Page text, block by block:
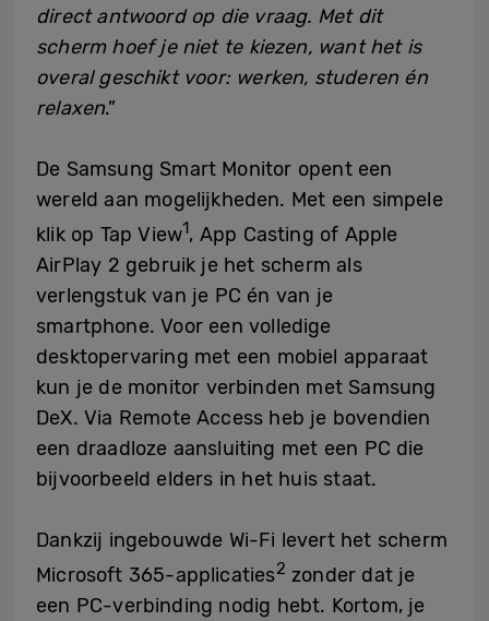
direct antwoord op die vraag. Met dit
scherm hoef je niet te kiezen, want het is
overal geschikt voor: werken, studeren én
relaxen.”
De Samsung Smart Monitor opent een
wereld aan mogelijkheden. Met een simpele
klik op Tap View1, App Casting of Apple
AirPlay 2 gebruik je het scherm als
verlengstuk van je PC én van je
smartphone. Voor een volledige
desktopervaring met een mobiel apparaat
kun je de monitor verbinden met Samsung
DeX. Via Remote Access heb je bovendien
een draadloze aansluiting met een PC die
bijvoorbeeld elders in het huis staat.
Dankzij ingebouwde Wi-Fi levert het scherm
Microsoft 365-applicaties2 zonder dat je
een PC-verbinding nodig hebt. Kortom, je